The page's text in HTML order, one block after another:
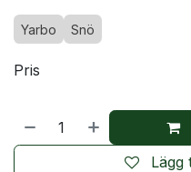
Yarbo Snö
Lägg
Pris